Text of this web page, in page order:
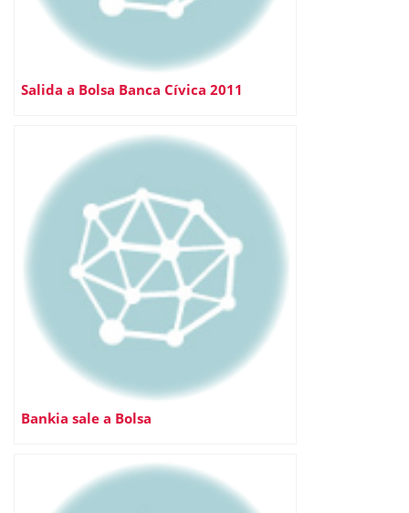
Salida a Bolsa Banca Cívica 2011
Bankia sale a Bolsa